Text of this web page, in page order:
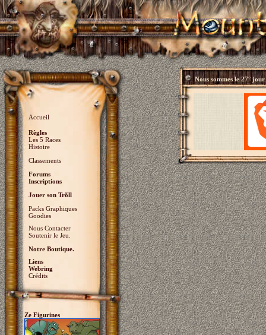
Accueil
Règles
Les 5 Races
Histoire
Classements
Forums
Inscriptions
Jouer son Trõll
Packs Graphiques
Goodies
Nous Contacter
Soutenir le Jeu.
Notre Boutique.
Liens
Webring
Crédits
Ze Figurines
Nous sommes le27° jour